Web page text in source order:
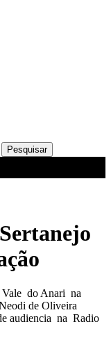
do Anari na
de Oliveira
audiencia na Radio